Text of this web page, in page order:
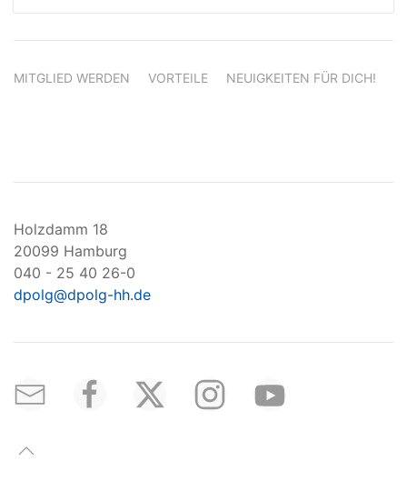
MITGLIED WERDEN VORTEILE NEUIGKEITEN FÜR DICH!
Holzdamm 18
20099 Hamburg
040 - 25 40 26-0
dpolg@dpolg-hh.de